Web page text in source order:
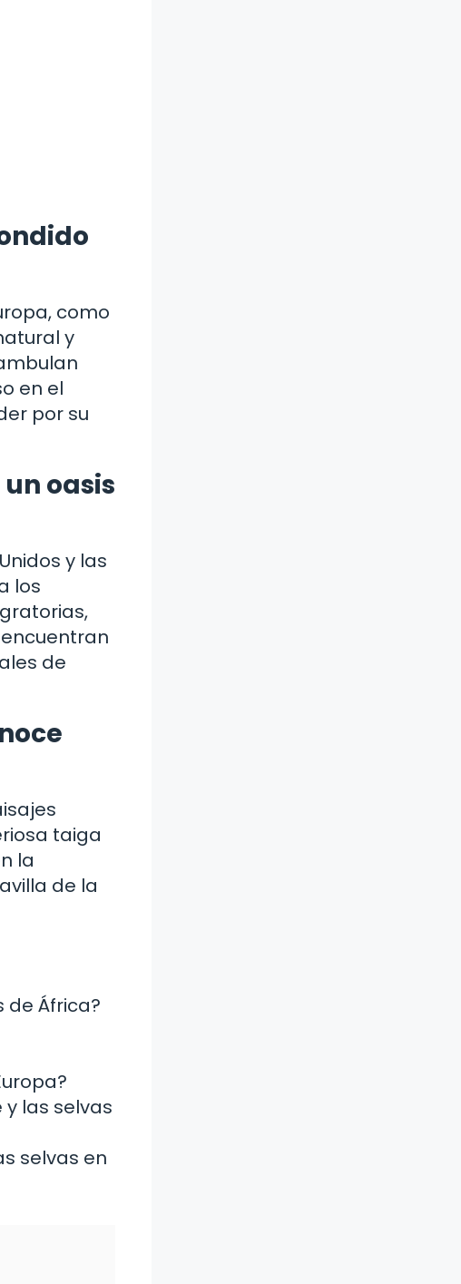
como
y
en el
por su
oasis
y las
los
de
taiga
la
de la
de África?
las selvas
selvas en